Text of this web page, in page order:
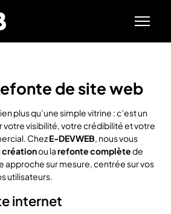
de site web
plus qu’une simple vitrine : c’est un
votre visibilité, votre crédibilité et votre
ChezE-DEVWEB, nous vous
créationou larefonte complètede
approche sur mesure, centrée sur vos
utilisateurs.
internet